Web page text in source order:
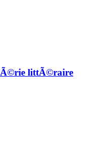
littÃ©raire